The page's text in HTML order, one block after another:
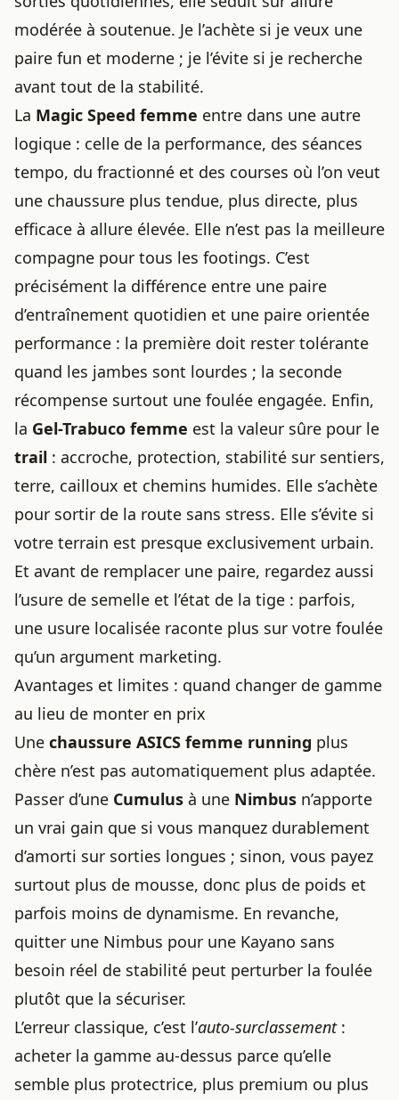
modérée à soutenue. Je l’achète si je veux une
paire fun et moderne ; je l’évite si je recherche
avant tout de la stabilité.
La Magic Speed femme entre dans une autre
logique : celle de la performance, des séances
tempo, du fractionné et des courses où l’on veut
une chaussure plus tendue, plus directe, plus
efficace à allure élevée. Elle n’est pas la meilleure
compagne pour tous les footings. C’est
précisément la différence entre une paire
d’entraînement quotidien et une paire orientée
performance : la première doit rester tolérante
quand les jambes sont lourdes ; la seconde
récompense surtout une foulée engagée. Enfin,
la Gel-Trabuco femme est la valeur sûre pour le
trail : accroche, protection, stabilité sur sentiers,
terre, cailloux et chemins humides. Elle s’achète
pour sortir de la route sans stress. Elle s’évite si
votre terrain est presque exclusivement urbain.
Et avant de remplacer une paire, regardez aussi
l’usure de semelle et l’état de la tige : parfois,
une usure localisée raconte plus sur votre foulée
qu’un argument marketing.
Avantages et limites : quand changer de gamme
au lieu de monter en prix
Une chaussure ASICS femme running plus
chère n’est pas automatiquement plus adaptée.
Passer d’une Cumulus à une Nimbus n’apporte
un vrai gain que si vous manquez durablement
d’amorti sur sorties longues ; sinon, vous payez
surtout plus de mousse, donc plus de poids et
parfois moins de dynamisme. En revanche,
quitter une Nimbus pour une Kayano sans
besoin réel de stabilité peut perturber la foulée
plutôt que la sécuriser.
L’erreur classique, c’est l’auto-surclassement:
acheter la gamme au-dessus parce qu’elle
semble plus protectrice, plus premium ou plus